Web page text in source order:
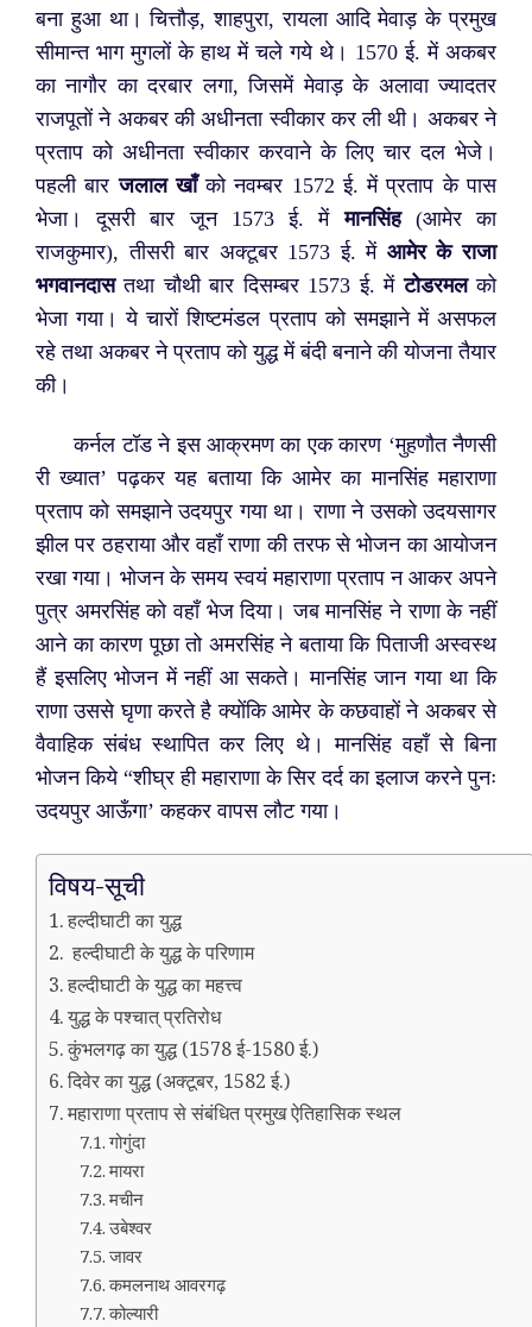
बना हुआ था। चित्तौड़, शाहपुरा, रायला आदि मेवाड़ के प्रमुख
सीमान्त भाग मुगलों के हाथ में चले गये थे। 1570 ई. में अकबर
का नागौर का दरबार लगा, जिसमें मेवाड़ के अलावा ज्यादतर
राजपूतों ने अकबर की अधीनता स्वीकार कर ली थी। अकबर ने
प्रताप को अधीनता स्वीकार करवाने के लिए चार दल भेजे।
पहली बारजलाल खाँको नवम्बर 1572 ई. में प्रताप के पास
भेजा। दूसरी बार जून 1573 ई. मेंमानसिंह(आमेर का
राजकुमार), तीसरी बार अक्टूबर 1573 ई. में आमेर के राजा
भगवानदासतथा चौथी बार दिसम्बर 1573 ई. मेंटोडरमलको
भेजा गया। ये चारों शिष्टमंडल प्रताप को समझाने में असफल
रहे तथा अकबर ने प्रताप को युद्ध में बंदी बनाने की योजना तैयार
की।
कर्नल टॉड ने इस आक्रमण का एक कारण ‘मुहणौत नैणसी
री ख्यात’ पढ़कर यह बताया कि आमेर का मानसिंह महाराणा
प्रताप को समझाने उदयपुर गया था। राणा ने उसको उदयसागर
झील पर ठहराया और वहाँ राणा की तरफ से भोजन का आयोजन
रखा गया। भोजन के समय स्वयं महाराणा प्रताप न आकर अपने
पुत्र अमरसिंह को वहाँ भेज दिया। जब मानसिंह ने राणा के नहीं
आने का कारण पूछा तो अमरसिंह ने बताया कि पिताजी अस्वस्थ
हैं इसलिए भोजन में नहीं आ सकते। मानसिंह जान गया था कि
राणा उससे घृणा करते है क्योंकि आमेर के कछवाहों ने अकबर से
वैवाहिक संबंध स्थापित कर लिए थे। मानसिंह वहाँ से बिना
भोजन किये “शीघ्र ही महाराणा के सिर दर्द का इलाज करने पुनः
उदयपुर आऊँगा’ कहकर वापस लौट गया।
विषय-सूची
हल्दीघाटी का युद्ध
हल्दीघाटी के युद्ध के परिणाम
हल्दीघाटी के युद्ध का महत्त्व
युद्ध के पश्चात् प्रतिरोध
कुंभलगढ़ का युद्ध (1578 ई-1580 ई.)
दिवेर का युद्ध (अक्टूबर, 1582 ई.)
महाराणा प्रताप से संबंधित प्रमुख ऐतिहासिक स्थल
गोगुंदा
मायरा
मचीन
उबेश्वर
जावर
कमलनाथ आवरगढ़
कोल्यारी